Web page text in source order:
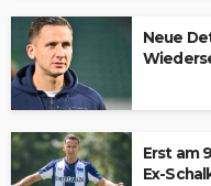
Neue
Erst am
Ex-